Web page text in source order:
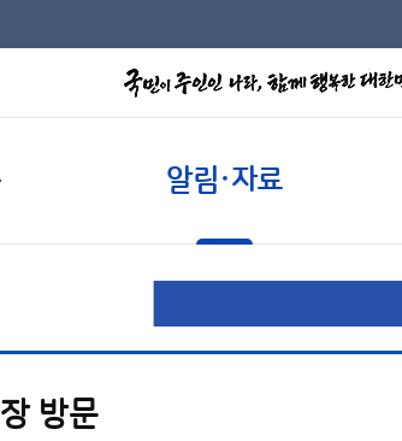
알림·자료
방문